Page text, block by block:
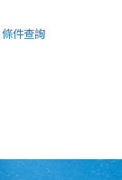
條件查詢